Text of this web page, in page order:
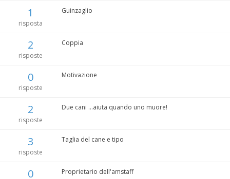
1
risposta
Guinzaglio
2
risposte
Coppia
0
risposte
Motivazione
2
risposte
Due cani ...aiuta quando uno muore!
3
risposte
Taglia del cane e tipo
0 Proprietario dell'amstaff